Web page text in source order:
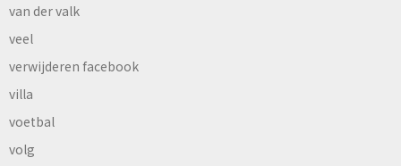
van der valk
veel
verwijderen facebook
villa
voetbal
volg